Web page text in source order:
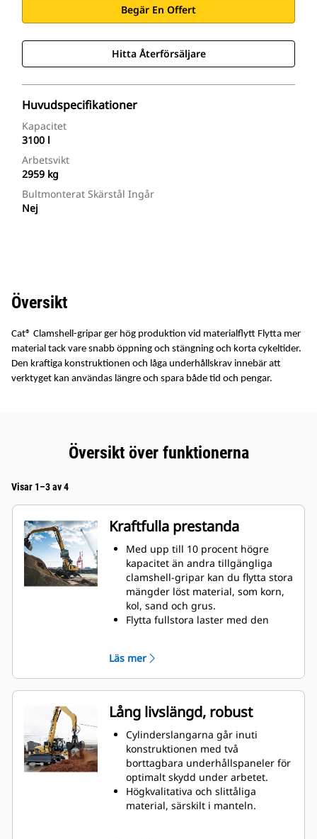
Begär En Offert
Hitta Återförsäljare
Huvudspecifikationer
Kapacitet
3100 l
Arbetsvikt
2959 kg
Bultmonterat Skärstål Ingår
Nej
Översikt
Cat® Clamshell-gripar ger hög produktion vid materialflytt Flytta mer
material tack vare snabb öppning och stängning och korta cykeltider.
Den kraftiga konstruktionen och låga underhållskrav innebär att
verktyget kan användas längre och spara både tid och pengar.
Översikt över funktionerna
Visar 1–3 av 4
Kraftfulla prestanda
Med upp till 10 procent högre
kapacitet än andra tillgängliga
clamshell-gripar kan du flytta stora
mängder löst material, som korn,
kol, sand och grus.
Flytta fullstora laster med den
snabb öppning och stängning
innebär kortare cykeltider och
möjlighet att flytta fler ton per
timme.
Cat PL161 redskapslokaliserare är
en Bluetooth-enhet som gör att du
lätt och snabbt hittar redskap och
annan utrustning. Maskinens
inbyggda Bluetooth-läsare eller
Cat-appen på din telefon hittar
enheten automatiskt.
Läs mer
Lång livslängd, robust
Cylinderslangarna går inuti
konstruktionen med två
borttagbara underhållspaneler för
optimalt skydd under arbetet.
Högkvalitativa och slittåliga
material, särskilt i manteln.